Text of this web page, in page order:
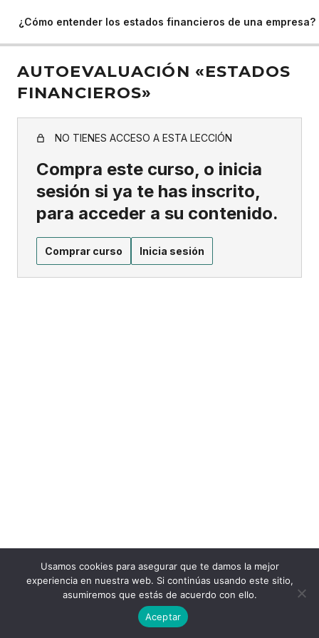
¿Cómo entender los estados financieros de una empresa?
AUTOEVALUACIÓN «ESTADOS
FINANCIEROS»
NO TIENES ACCESO A ESTA LECCIÓN
Compra este curso, o inicia
sesión si ya te has inscrito,
para acceder a su contenido.
Comprar curso Inicia sesión
Usamos cookies para asegurar que te damos la mejor
experiencia en nuestra web. Si continúas usando este sitio,
asumiremos que estás de acuerdo con ello.
Aceptar